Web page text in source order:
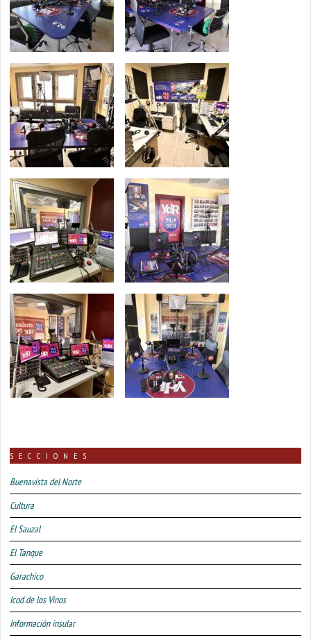
SECCIONES
Buenavista del Norte
Cultura
El Sauzal
El Tanque
Garachico
Icod de los Vinos
Información insular